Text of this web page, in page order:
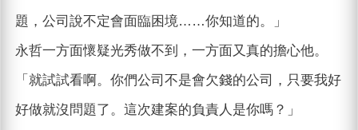
題，公司說不定會面臨困境……你知道的。」
永哲一方面懷疑光秀做不到，一方面又真的擔心他。
「就試試看啊。你們公司不是會欠錢的公司，只要我好
好做就沒問題了。這次建案的負責人是你嗎？」